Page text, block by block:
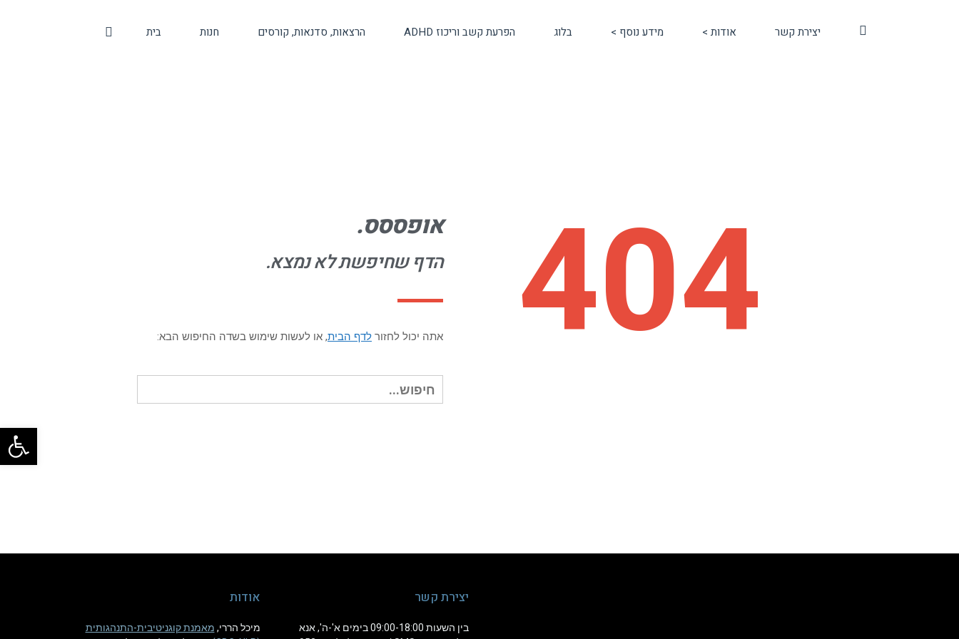
בית חנות הרצאות, סדנאות, קורסים הפרעת קשב וריכוז ADHD בלוג מידע נוסף > אודות > יצירת קשר
404 אופססס.
הדף שחיפשת לא נמצא.
אתה יכול לחזור לדף הבית, או לעשות שימוש בשדה החיפוש הבא:
חיפוש עבור:
אודות
מיכל הררי, מאמנת קוגניטיבית-התנהגותית
יצירת קשר
בין השעות 09:00-18:00 בימים א'-ה', אנא